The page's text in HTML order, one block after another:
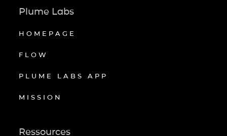
Plume Labs
HOMEPAGE
FLOW
PLUME LABS APP
MISSION
Ressources